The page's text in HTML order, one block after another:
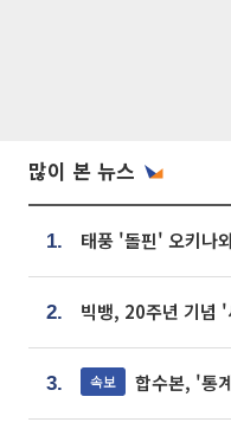
많이 본 뉴스
1.
2.
3. 속보 합수본, '통계 조작